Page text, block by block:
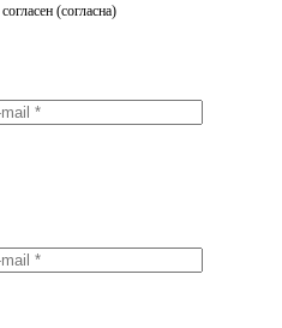
согласен (согласна)